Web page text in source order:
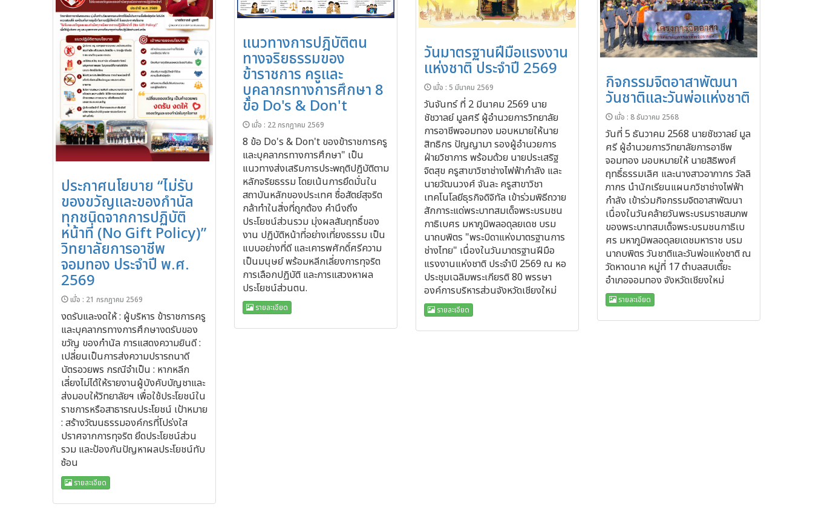
ประกาศนโยบาย “ไม่รับ
ของขวัญและของกำนัล
ทุกชนิดจากการปฏิบัติ
หน้าที่ (No Gift Policy)”
วิทยาลัยการอาชีพ
จอมทอง ประจำปี พ.ศ.
2569
เมื่อ : 21 กรกฎาคม 2569
งดรับและงดให้ : ผู้บริหาร ข้าราชการครู
และบุคลากรทางการศึกษางดรับของ
ขวัญ ของกำนัล การแสดงความยินดี :
เปลี่ยนเป็นการส่งความปรารถนาดี
บัตรอวยพร กรณีจำเป็น : หากหลีก
เลี่ยงไม่ได้ให้รายงานผู้บังคับบัญชาและ
ส่งมอบให้วิทยาลัยฯ เพื่อใช้ประโยชน์ใน
ราชการหรือสาธารณประโยชน์ เป้าหมาย
: สร้างวัฒนธรรมองค์กรที่โปร่งใส
ปราศจากการทุจริต ยึดประโยชน์ส่วน
รวม และป้องกันปัญหาผลประโยชน์ทับ
ซ้อน
รายละเอียด
แนวทางการปฎิบัติตน
ทางจริยธรรมของ
ข้าราชการ ครูและ
บุคลากรทางการศึกษา 8
ข้อ Do's & Don't
เมื่อ : 22 กรกฎาคม 2569
8 ข้อ Do's & Don't ของข้าราชการครู
และบุคลากรทางการศึกษา" เป็น
แนวทางส่งเสริมการประพฤติปฏิบัติตาม
หลักจริยธรรม โดยเน้นการยึดมั่นใน
สถาบันหลักของประเทศ ซื่อสัตย์สุจริต
กล้าทำในสิ่งที่ถูกต้อง คำนึงถึง
ประโยชน์ส่วนรวม มุ่งผลสัมฤทธิ์ของ
งาน ปฏิบัติหน้าที่อย่างเที่ยงธรรม เป็น
แบบอย่างที่ดี และเคารพศักดิ์ศรีความ
เป็นมนุษย์ พร้อมหลีกเลี่ยงการทุจริต
การเลือกปฏิบัติ และการแสวงหาผล
ประโยชน์ส่วนตน.
รายละเอียด
วันมาตรฐานฝีมือแรงงาน
แห่งชาติ ประจำปี 2569
เมื่อ : 5 มีนาคม 2569
วันจันทร์ ที่ 2 มีนาคม 2569 นาย
ชัชวาลย์ มูลศรี ผู้อำนวยการวิทยาลัย
การอาชีพจอมทอง มอบหมายให้นาย
สิทธิกร ปัญญามา รองผู้อำนวยการ
ฝ่ายวิชาการ พร้อมด้วย นายประเสริฐ
จิตสุข ครูสาขาวิชาช่างไฟฟ้ากำลัง และ
นายวัฒนวงศ์ จันละ ครูสาขาวิชา
เทคโนโลยีธุรกิจดิจิทัล เข้าร่วมพิธีถวาย
สักการะแด่พระบาทสมเด็จพระบรมชน
กาธิเบศร มหาภูมิพลอดุลยเดช บรม
นาถบพิตร "พระบิดาแห่งมาตรฐานการ
ช่างไทย" เนื่องในวันมาตรฐานฝีมือ
แรงงานแห่งชาติ ประจำปี 2569 ณ หอ
ประชุมเฉลิมพระเกียรติ 80 พรรษา
องค์การบริหารส่วนจังหวัดเชียงใหม่
รายละเอียด
กิจกรรมจิตอาสาพัฒนา
วันชาติและวันพ่อแห่งชาติ
เมื่อ : 8 ธันวาคม 2568
วันที่ 5 ธันวาคม 2568 นายชัชวาลย์ มูล
ศรี ผู้อำนวยการวิทยาลัยการอาชีพ
จอมทอง มอบหมายให้ นายสิธิพงศ์
ฤทธิ์ธรรมเลิศ และนางสาวอาภากร วัลลิ
ภากร นำนักเรียนแผนกวิชาช่างไฟฟ้า
กำลัง เข้าร่วมกิจกรรมจิตอาสาพัฒนา
เนื่องในวันคล้ายวันพระบรมราชสมภพ
ของพระบาทสมเด็จพระบรมชนกาธิเบ
ศร มหาภูมิพลอดุลยเดชมหาราช บรม
นาถบพิตร วันชาติและวันพ่อแห่งชาติ ณ
วัดหาดนาค หมู่ที่ 17 ตำบลสบเตี๊ยะ
อำเภอจอมทอง จังหวัดเชียงใหม่
รายละเอียด